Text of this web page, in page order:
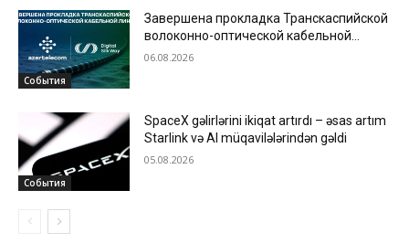
События
Завершена прокладка Транскаспийской
волоконно-оптической кабельной
линии по дну Каспийского моря
06.08.2026
События
SpaceX gəlirlərini ikiqat artırdı – əsas artım
Starlink və AI müqavilələrindən gəldi
05.08.2026